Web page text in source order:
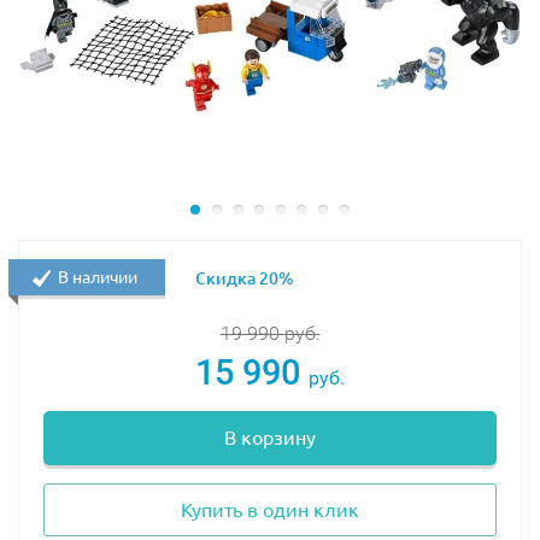
свободу. Но следует соблюдать осторожность, так как
лестница защищена ловушкой, обрушивающей на
голову беглеца острую секиру, закреплённую на
Робин, Ра’с аль Гул и его дочь Талия аль Гул.
19 990руб.
15 990 руб.
В корзину
Купить в один клик
В наличии Скидка 20%